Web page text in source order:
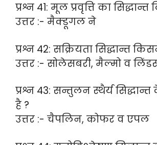
प्रश्न 41: मूल प्रवृत्ति का
उत्तर :- मैक्डूगल ने
प्रश्न 42: सक्रियता सिद्धान्त
उत्तर :- सोलेसबरी, मैल्मो व
प्रश्न 43: सन्तुलन स्थैर्य सिद्धान्त
है ?
उत्तर :- चैपलिन, कोफर व एपल